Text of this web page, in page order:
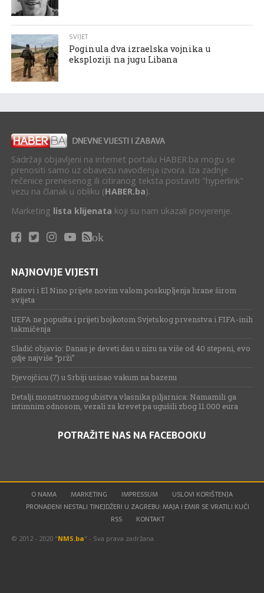
SVIJET
Poginula dva izraelska vojnika u
eksploziji na jugu Libana
Sadržaji objavljeni na internet portalu HABER.ba mogu se
prenositi samo uz obavezu navođenja izvora. Iza zadnje
rečenice prenesenog ili citiranog teksta postaviti "hyperlink"
vezu na članak u obliku (HABER.ba).
Marketing lista klijenata koji su nam ukazali povjerenje.
ok
NAJNOVIJE VIJESTI
Ratovi i El Nino prijete novim valom poskupljenja hrane širom
svijeta
UEFA ne popušta i prijeti bojkotom Svjetskog prvenstva i FIFA-inih
takmičenja
Sladić objavio: Danas je deveti dan u nizu sa više od 40 stepeni, evo
gdje najviše “prži”
Djevojčicu (7) u Srbiji usisao vakum na bazenu
Detalji monstruoznog ubistva vlasnika piljarnica: Namamili ga
intimnim odnosom, vezali za krevet pa ugušili zbog 11.000 eura
POTRAŽITE NAS NA FACEBOOKU
O NAMA MARKETING IMPRESSUM
USLOVI KORIŠTENJA
PRONAĐENI NESTALI TINEJDŽERI U ZAGREBU: MAJA I EMIR SE VRATILI KUĆI
RSS
KONTAKT
© 2012 - 2020 "NMS.ba" - Sva prava zadržana.